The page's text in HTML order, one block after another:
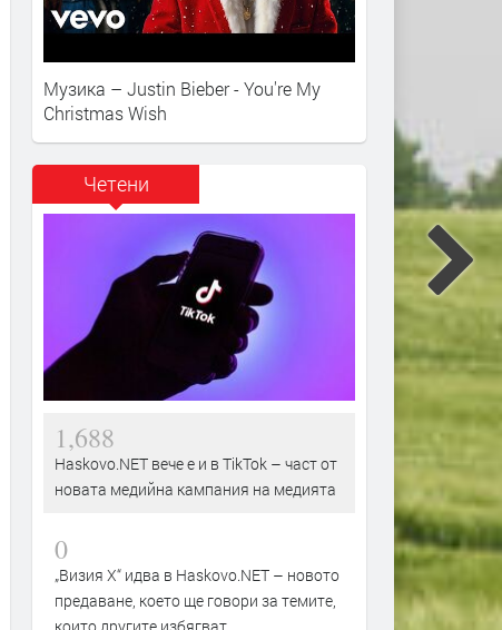
Музика – Justin Bieber - You're My
Christmas Wish
Четени
1,688
Haskovo.NET вече е и в TikTok – част от
новата медийна кампания на медията
0
„Визия Х“ идва в Haskovo.NET – новото
предаване, което ще говори за темите,
които другите избягват